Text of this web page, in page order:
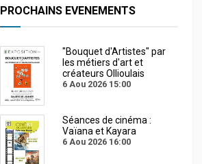
PROCHAINS EVENEMENTS
"Bouquet d'Artistes" par
les métiers d'art et
créateurs Ollioulais
6 Aou 2026 15:00
Séances de cinéma :
Vaïana et Kayara
6 Aou 2026 16:00